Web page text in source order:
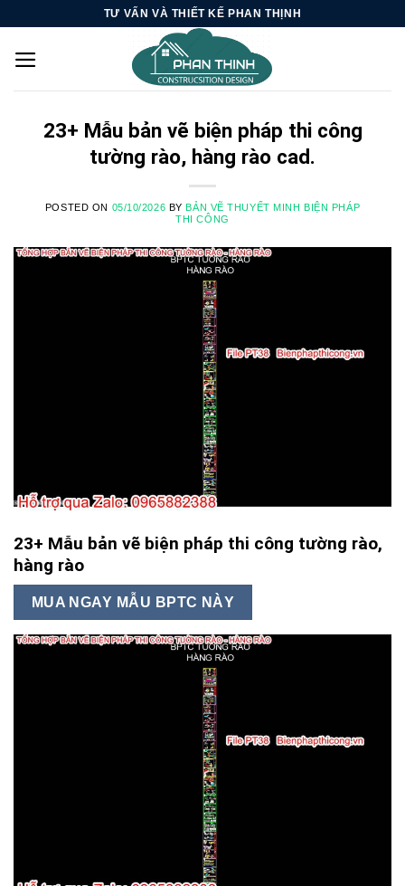
content
TƯ VẤN VÀ THIẾT KẾ PHAN THỊNH
23+ Mẫu bản vẽ biện pháp thi công
tường rào, hàng rào cad.
POSTED ON 05/10/2026 BYBẢN VẼ THUYẾT MINH BIỆN PHÁP
THI CÔNG
23+ Mẫu bản vẽ biện pháp thi công tường rào,
hàng rào
MUA NGAY MẪU BPTC NÀY